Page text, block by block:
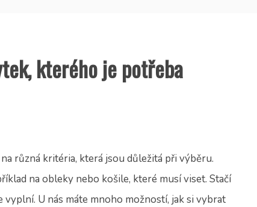
kterého je potřeba
různá kritéria, která jsou důležitá při výběru.
na obleky nebo košile, které musí viset. Stačí
vyplní. U nás máte mnoho možností, jak si vybrat